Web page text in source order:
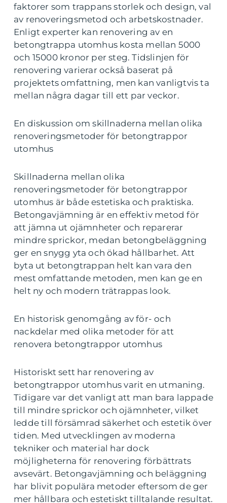
faktorer som trappans storlek och design, val
av renoveringsmetod och arbetskostnader.
Enligt experter kan renovering av en
betongtrappa utomhus kosta mellan 5000
och 15000 kronor per steg. Tidslinjen för
renovering varierar också baserat på
projektets omfattning, men kan vanligtvis ta
mellan några dagar till ett par veckor.
En diskussion om skillnaderna mellan olika
renoveringsmetoder för betongtrappor
utomhus
Skillnaderna mellan olika
renoveringsmetoder för betongtrappor
utomhus är både estetiska och praktiska.
Betongavjämning är en effektiv metod för
att jämna ut ojämnheter och reparerar
mindre sprickor, medan betongbeläggning
ger en snygg yta och ökad hållbarhet. Att
byta ut betongtrappan helt kan vara den
mest omfattande metoden, men kan ge en
helt ny och modern trätrappas look.
En historisk genomgång av för- och
nackdelar med olika metoder för att
renovera betongtrappor utomhus
Historiskt sett har renovering av
betongtrappor utomhus varit en utmaning.
Tidigare var det vanligt att man bara lappade
till mindre sprickor och ojämnheter, vilket
ledde till försämrad säkerhet och estetik över
tiden. Med utvecklingen av moderna
tekniker och material har dock
möjligheterna för renovering förbättrats
avsevärt. Betongavjämning och beläggning
har blivit populära metoder eftersom de ger
mer hållbara och estetiskt tilltalande resultat.